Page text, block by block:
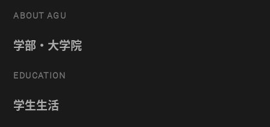
ABOUT AGU
学部・大学院
EDUCATION
学生生活